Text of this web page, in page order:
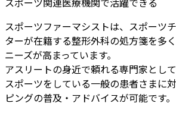
スポーツファーマシストは、スポーツ
ターが在籍する整形外科の処方箋を多
ニーズが高まっています。
アスリートの身近で頼れる専門家とし
スポーツをしている一般の患者さまに
ピングの普及・アドバイスが可能です。